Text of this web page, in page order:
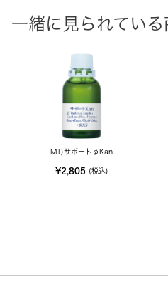
一緒に見られている
MT)サポートφKan
¥2,805 (税込)